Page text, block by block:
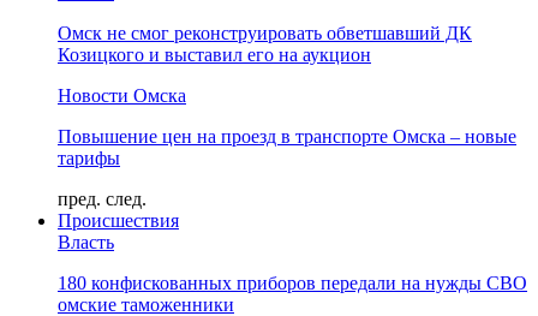
Омск не смог реконструировать обветшавший ДК
Козицкого и выставил его на аукцион
Новости Омска
Повышение цен на проезд в транспорте Омска – новые
тарифы
пред. след.
Происшествия
Власть
180 конфискованных приборов передали на нужды СВО
омские таможенники